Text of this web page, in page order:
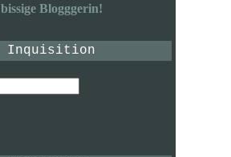
bissige Blogggerin!
Inquisition